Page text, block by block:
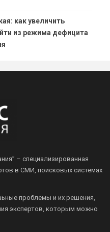
как увеличить
из режима дефицита
– специализированная
в СМИ, поисковых системах
проблемы и их решения,
экспертов, которым можно